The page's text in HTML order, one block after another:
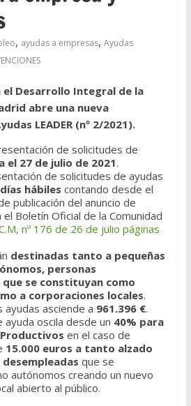
, ayudas a empresas, Ayudas
el Desarrollo Integral de la
abre una nueva
LEADER (nº 2/2021).
de solicitudes de
el 27 de julio de 2021.
de solicitudes de ayudas
hábiles contando desde el
publicación del anuncio de
Boletín Oficial de la Comunidad
nº 176 de 26 de julio páginas
destinadas tanto a pequeñas
personas
que se constituyan como
a corporaciones locales.
ayudas asciende a 961.396 €.
ayuda oscila desde un 40% para
en el caso de
15.000 euros a tanto alzado
que se
autónomos creando un nuevo
abierto al público.